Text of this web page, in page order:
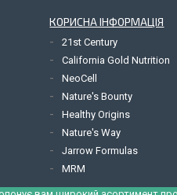
КОРИСНА ІНФОРМАЦІЯ
21st Century
California Gold Nutrition
NeoCell
Nature's Bounty
Healthy Origins
Nature's Way
Jarrow Formulas
MRM